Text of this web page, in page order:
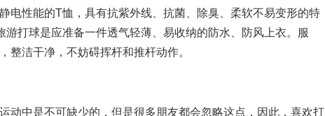
电性能的T恤，具有抗紫外线、抗菌、除臭、柔软不易变形的特
游打球是应准备一件透气轻薄、易收纳的防水、防风上衣。服
整洁干净，不妨碍挥杆和推杆动作。
中是不可缺少的，但是很多朋友都会忽略这点，因此，喜欢打